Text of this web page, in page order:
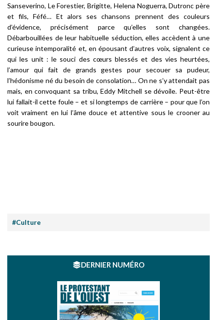
Sanseverino, Le Forestier, Brigitte, Helena Noguerra, Dutronc père
et fils, Féfé… Et alors ses chansons prennent des couleurs
d’évidence, précisément parce qu’elles sont changées.
Débarbouillées de leur habituelle séduction, elles accèdent à une
curieuse intemporalité et, en épousant d’autres voix, signalent ce
qui les unit : le souci des cœurs blessés et des vies heurtées,
l’amour qui fait de grands gestes pour secouer sa pudeur,
l’hédonisme né du besoin de consolation… On ne s’y attendait pas
mais, en convoquant sa tribu, Eddy Mitchell se dévoile. Peut-être
lui fallait-il cette foule – et si longtemps de carrière – pour que l’on
voit vraiment en lui l’âme douce et attentive sous le crooner au
sourire bougon.
#Culture
DERNIER NUMÉRO